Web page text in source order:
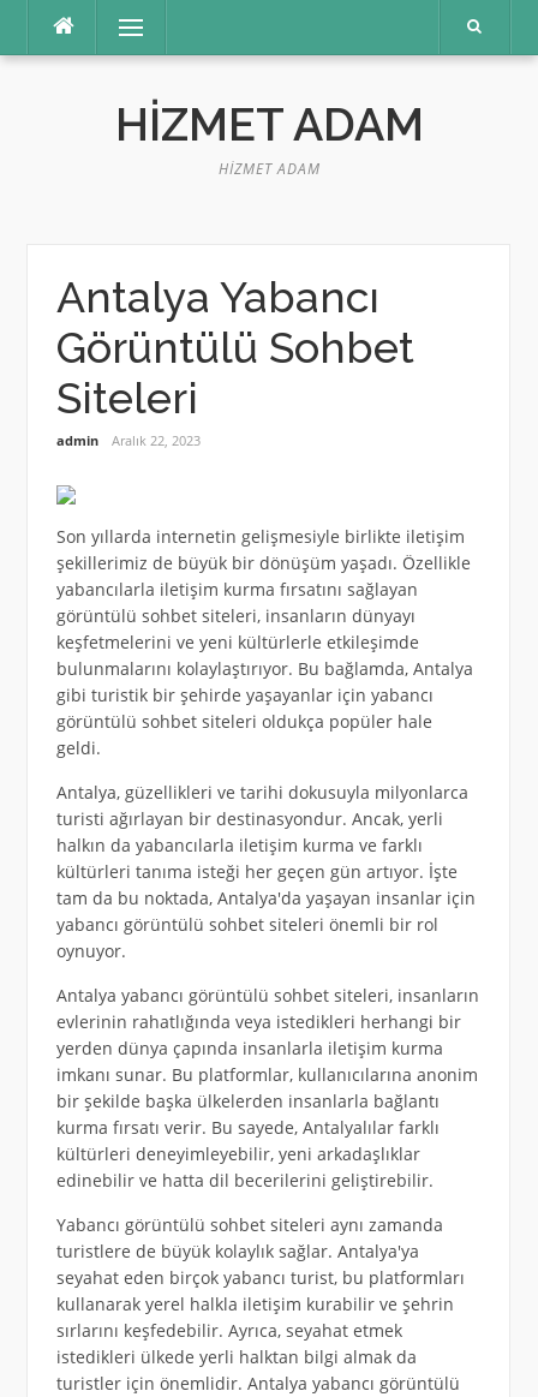
Menü
HIZMET ADAM
HIZMET ADAM
Antalya Yabancı
Görüntülü Sohbet
Siteleri
admin Aralık 22, 2023
Son yıllarda internetin gelişmesiyle birlikte iletişim
şekillerimiz de büyük bir dönüşüm yaşadı. Özellikle
yabancılarla iletişim kurma fırsatını sağlayan
görüntülü sohbet siteleri, insanların dünyayı
keşfetmelerini ve yeni kültürlerle etkileşimde
bulunmalarını kolaylaştırıyor. Bu bağlamda, Antalya
gibi turistik bir şehirde yaşayanlar için yabancı
görüntülü sohbet siteleri oldukça popüler hale
geldi.
Antalya, güzellikleri ve tarihi dokusuyla milyonlarca
turisti ağırlayan bir destinasyondur. Ancak, yerli
halkın da yabancılarla iletişim kurma ve farklı
kültürleri tanıma isteği her geçen gün artıyor. İşte
tam da bu noktada, Antalya'da yaşayan insanlar için
yabancı görüntülü sohbet siteleri önemli bir rol
oynuyor.
Antalya yabancı görüntülü sohbet siteleri, insanların
evlerinin rahatlığında veya istedikleri herhangi bir
yerden dünya çapında insanlarla iletişim kurma
imkanı sunar. Bu platformlar, kullanıcılarına anonim
bir şekilde başka ülkelerden insanlarla bağlantı
kurma fırsatı verir. Bu sayede, Antalyalılar farklı
kültürleri deneyimleyebilir, yeni arkadaşlıklar
edinebilir ve hatta dil becerilerini geliştirebilir.
Yabancı görüntülü sohbet siteleri aynı zamanda
turistlere de büyük kolaylık sağlar. Antalya'ya
seyahat eden birçok yabancı turist, bu platformları
kullanarak yerel halkla iletişim kurabilir ve şehrin
sırlarını keşfedebilir. Ayrıca, seyahat etmek
istedikleri ülkede yerli halktan bilgi almak da
turistler için önemlidir. Antalya yabancı görüntülü